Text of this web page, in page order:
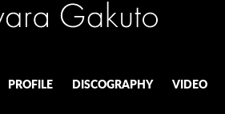
PROFILE DISCOGRAPHY VIDEO